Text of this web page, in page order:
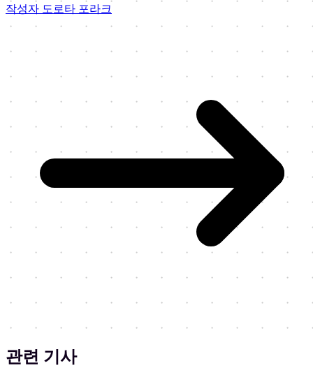
작성자 도로타 포라크
관련 기사